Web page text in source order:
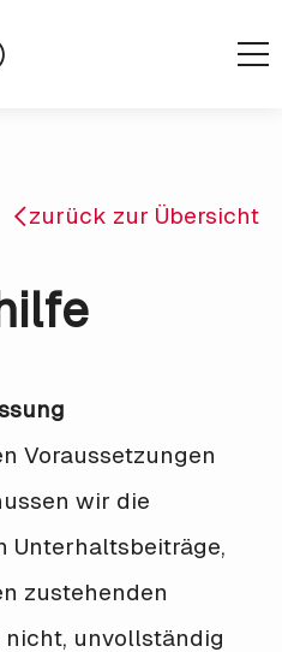
zurück zur Übersicht
Voraussetzungen
wir die
Unterhaltsbeiträge,
zustehenden
unvollständig